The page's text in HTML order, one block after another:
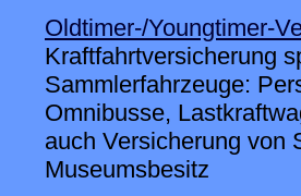
Oldtimer-/Youngtimer-
Kraftfahrtversicherung
Sammlerfahrzeuge:
Omnibusse,
auch Versicherung von
Museumsbesitz